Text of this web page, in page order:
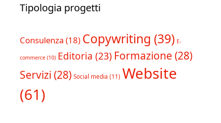
Tipologia progetti
Consulenza (18) Copywriting (39) E-
commerce (10) Editoria (23) Formazione (28)
Servizi (28) Social media (11) Website
(61)